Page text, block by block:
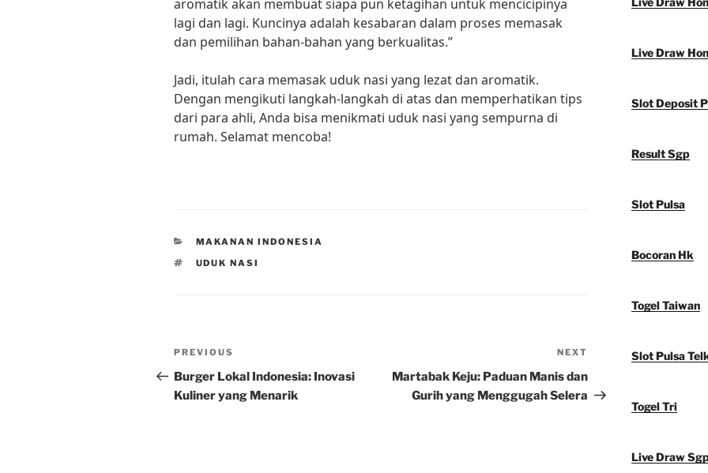
aromatik akan membuat siapa pun ketagihan untuk mencicipinya
lagi dan lagi. Kuncinya adalah kesabaran dalam proses memasak
dan pemilihan bahan-bahan yang berkualitas.”
Jadi, itulah cara memasak uduk nasi yang lezat dan aromatik.
Dengan mengikuti langkah-langkah di atas dan memperhatikan tips
dari para ahli, Anda bisa menikmati uduk nasi yang sempurna di
rumah. Selamat mencoba!
CATEGORIES
MAKANAN INDONESIA
TAGS
UDUK NASI
Post
navigation
Previous
Post
PREVIOUS
Burger Lokal Indonesia: Inovasi
Kuliner yang Menarik
Post
NEXT
Martabak Keju: Paduan Manis dan
Gurih yang Menggugah Selera
Live Draw
Slot Deposit
Result Sgp
Slot Pulsa
Bocoran Hk
Togel Taiwan
Slot Pulsa
Togel Tri
Live Draw